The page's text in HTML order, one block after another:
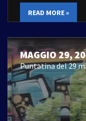
READ MORE »
MAGGIO 29,
Puntatina del 29